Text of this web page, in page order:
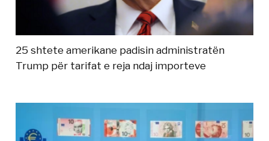
25 shtete amerikane padisin administratën
Trump për tarifat e reja ndaj importeve